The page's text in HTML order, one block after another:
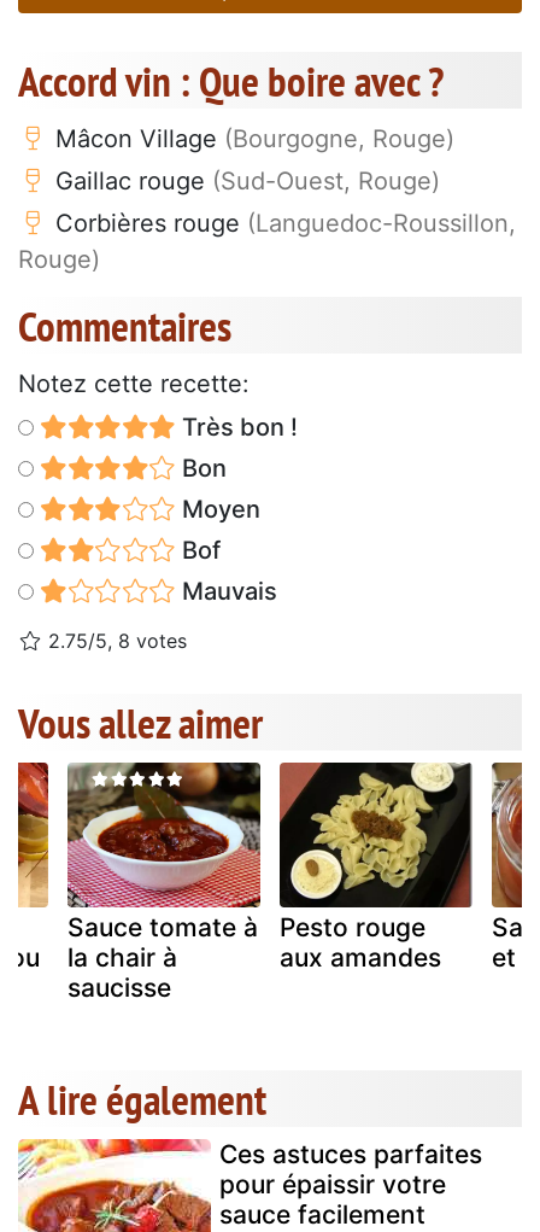
Accord vin : Que boire avec ?
Mâcon Village (Bourgogne, Rouge)
Gaillac rouge (Sud-Ouest, Rouge)
Corbières rouge (Languedoc-Roussillon,
Rouge)
Commentaires
Notez cette recette:
Très bon !
Bon
Moyen
Bof
Mauvais
2.75/5, 8 votes
Vous allez aimer
ou
Sauce tomate à
la chair à
saucisse
Pesto rouge
aux amandes
et
A lire également
Ces astuces parfaites
pour épaissir votre
sauce facilement